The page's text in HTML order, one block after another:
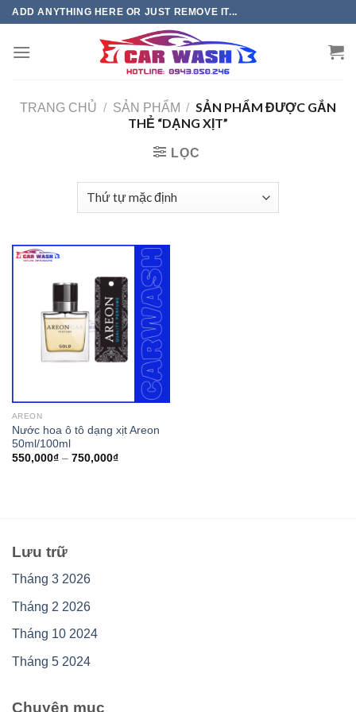
Chuyển
phần
ADD ANYTHING HERE OR JUST REMOVE IT...
TRANG CHỦ / SẢN PHẨM / SẢN PHẨM ĐƯỢC GẮN
THẺ “DẠNG XỊT”
LỌC
AREON
Nước hoa ô tô dạng xịt Areon
50ml/100ml
550,000₫– 750,000₫
Lưu trữ
Tháng 3 2026
Tháng 2 2026
Tháng 10 2024
Tháng 5 2024
Chuyên mục